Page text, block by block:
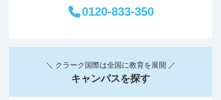
0120-833-350
＼ クラーク国際は全国に教育を展開 ／
キャンパスを探す